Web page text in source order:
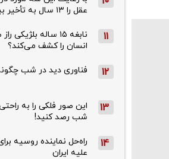
عقل را ۱۳ سال به تأخیر بیندازید
11
نابغه ۱۵ ساله
انسان را کشف می‌کند؟
12 فناوری دید در شب
13
این صور فلکی را به
شب رصد کنید!
14
راه‌حل نماینده روسیه
علیه ایران